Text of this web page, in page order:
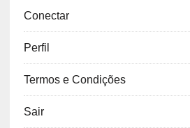
Conectar
Perfil
Termos e Condições
Sair